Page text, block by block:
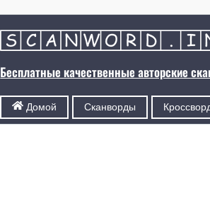
Бесплатные качественные авторские
Домой Сканворды